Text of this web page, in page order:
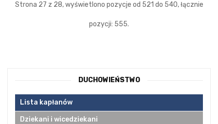
Strona 27 z 28, wyświetlono pozycje od 521 do 540, łącznie
pozycji: 555.
DUCHOWIEŃSTWO
Lista kapłanów
Dziekani i wicedziekani